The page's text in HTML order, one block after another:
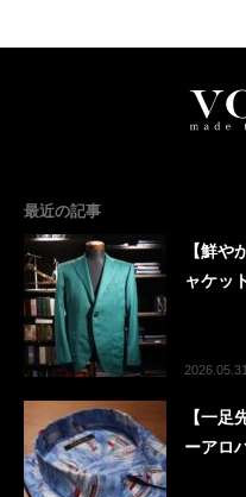
最近の記事
【鮮や
ャケッ
2026.05.31
【一
ーアロ